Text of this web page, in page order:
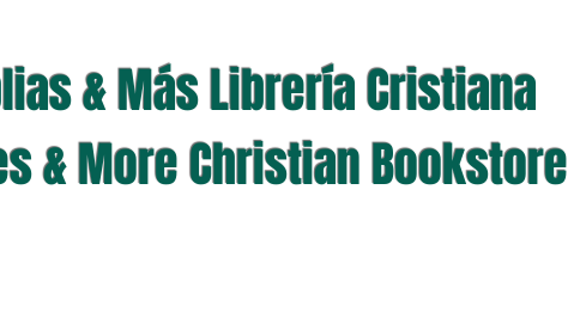
& Más Librería Cristiana
& More Christian Bookstore